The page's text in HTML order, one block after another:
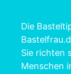
Die
Sie richten
Menschen